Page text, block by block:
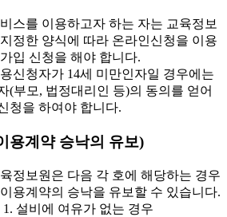
스를 이용하고자 하는 자는 교육정보
정한 양식에 따라 온라인신청을 이용
입 신청을 해야 합니다.
신청자가 14세 미만인자일 경우에는
(부모, 법정대리인 등)의 동의를 얻어
청을 하여야 합니다.
용계약 승낙의 유보)
정보원은 다음 각 호에 해당하는 경우
용계약의 승낙을 유보할 수 있습니다.
1. 설비에 여유가 없는 경우